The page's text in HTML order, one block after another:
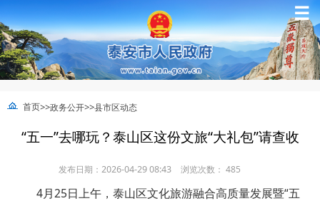
☰
首页>>政务公开>>县市区动态
“五一”去哪玩？泰山区这份文旅“大礼包”请查收
发布日期：2026-04-29 08:43 浏览次数： 485
4月25日上午，泰山区文化旅游融合高质量发展暨“五